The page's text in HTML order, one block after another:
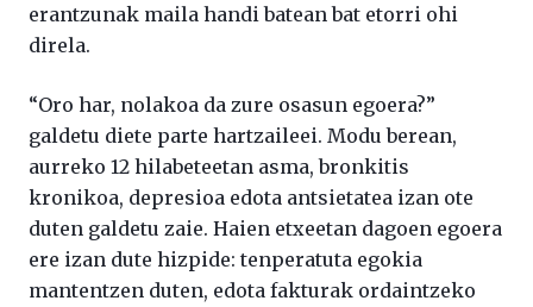
erantzunak maila handi batean bat etorri ohi
direla.
“Oro har, nolakoa da zure osasun egoera?”
galdetu diete parte hartzaileei. Modu berean,
aurreko 12 hilabeteetan asma, bronkitis
kronikoa, depresioa edota antsietatea izan ote
duten galdetu zaie. Haien etxeetan dagoen egoera
ere izan dute hizpide: tenperatuta egokia
mantentzen duten, edota fakturak ordaintzeko